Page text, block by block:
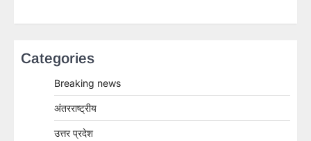
Categories
Breaking news
अंतरराष्ट्रीय
उत्तर प्रदेश